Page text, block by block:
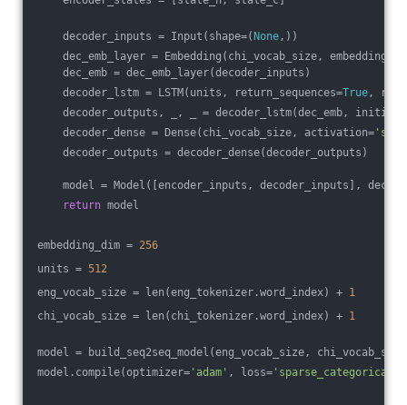
decoder_inputs = Input(shape=( None,))
dec_emb_layer = Embedding(chi_vocab_size,
dec_emb = dec_emb_layer(decoder_inputs)
decoder_lstm = LSTM(units, return_sequences=True,
decoder_outputs, _, _ = decoder_lstm(dec_emb,
decoder_dense = Dense(chi_vocab_size, activation=
decoder_outputs = decoder_dense(decoder_outputs)
model = Model([encoder_inputs, decoder_inputs],
return model
embedding_dim = 256
units = 512
eng_vocab_size = len(eng_tokenizer.word_index) + 1
chi_vocab_size = len(chi_tokenizer.word_index) + 1
model = build_seq2seq_model(eng_vocab_size,
model.compile(optimizer= 'adam' , loss=